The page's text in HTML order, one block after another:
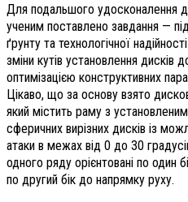
Для подальшого удосконалення
ученим поставлено завдання —
ґрунту та технологічної
зміни кутів установлення дисків
оптимізацією конструктивних
Цікаво, що за основу взято
який містить раму з
сферичних вирізних дисків із
атаки в межах від 0 до 30
одного ряду орієнтовані по один
по другий бік до напрямку руху.